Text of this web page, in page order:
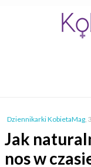
Dziennikarki KobietaMag,
Jak
nos w